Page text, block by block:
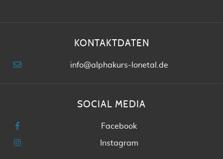
KONTAKTDATEN
info@alphakurs-lonetal.de
SOCIAL MEDIA
Facebook
Instagram